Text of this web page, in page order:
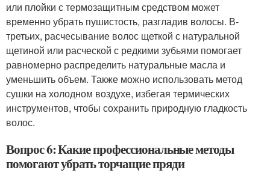
или плойки с термозащитным средством может
временно убрать пушистость, разгладив волосы. В-
третьих, расчесывание волос щеткой с натуральной
щетиной или расческой с редкими зубьями помогает
равномерно распределить натуральные масла и
уменьшить объем. Также можно использовать метод
сушки на холодном воздухе, избегая термических
инструментов, чтобы сохранить природную гладкость
волос.
Вопрос 6: Какие профессиональные методы
помогают убрать торчащие пряди